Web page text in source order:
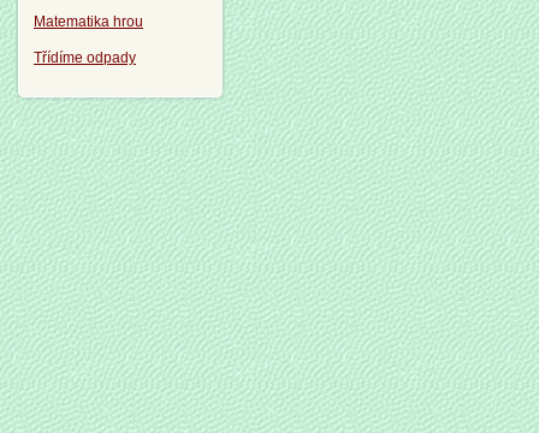
Matematika hrou
Třídíme odpady